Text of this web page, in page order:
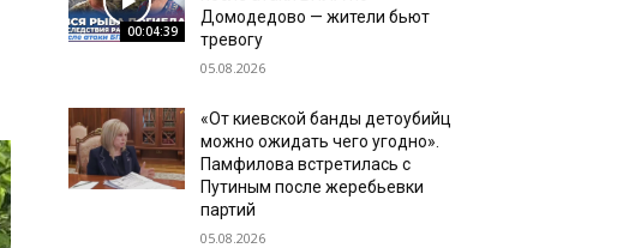
00:04:39
Домодедово — жители бьют
тревогу
05.08.2026
«От киевской банды детоубийц
можно ожидать чего угодно».
Памфилова встретилась с
Путиным после жеребьевки
партий
05.08.2026